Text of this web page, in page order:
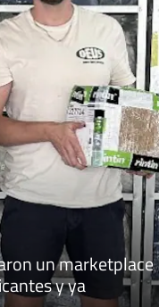
un marketplace
y ya